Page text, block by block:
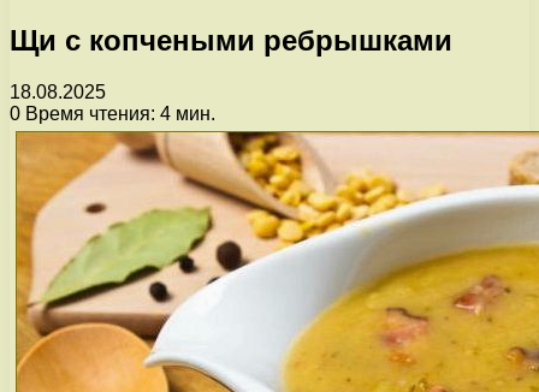
Щи с копчеными ребрышками
18.08.2025
0 Время чтения: 4 мин.